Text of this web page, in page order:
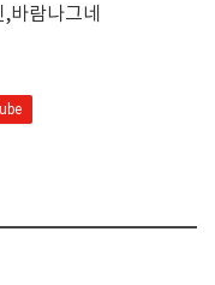
바람나그네